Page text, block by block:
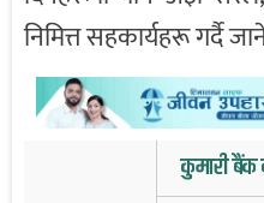
निमित्त सहकार्यहरू गर्दै
कुमारी